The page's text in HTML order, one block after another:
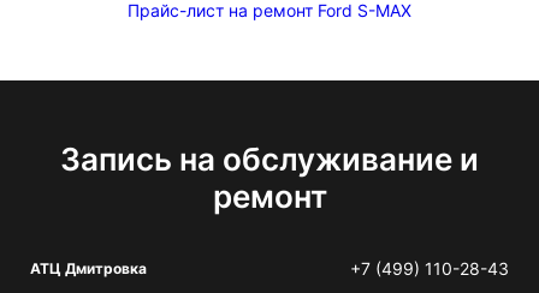
Прайс-лист на ремонт Ford S-MAX
Запись на обслуживание и
ремонт
АТЦ Дмитровка +7 (499) 110-28-43